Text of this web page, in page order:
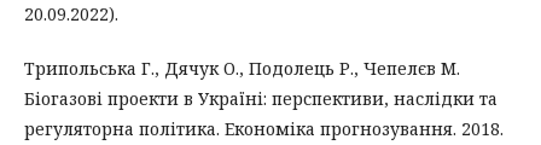
20.09.2022).
Трипольська Г., Дячук О., Подолець Р., Чепелєв М.
Біогазові проекти в Україні: перспективи, наслідки та
регуляторна політика. Економіка прогнозування. 2018.